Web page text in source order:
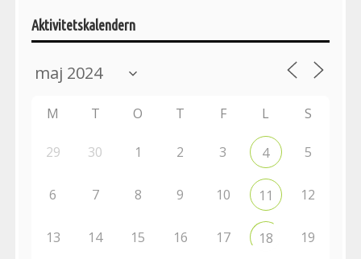
Aktivitetskalendern
M T O T F L S
29 30 1 2 3 4 5
6 7 8 9 10 11 12
13 14 15 16 17 18 19